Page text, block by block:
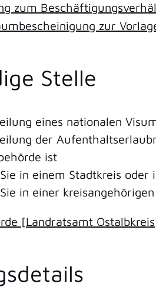
zum
zur
Stelle
eines nationalen
der
ist
in einem Stadtkreis
in einer
[Landratsamt